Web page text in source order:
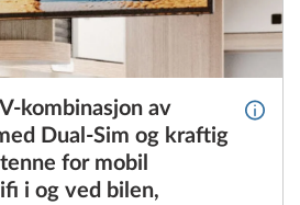
kombinasjon av
Dual-Sim og kraftig
for mobil
i og ved bilen,
Mer